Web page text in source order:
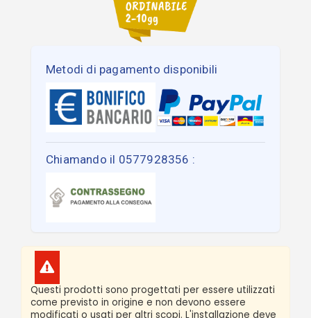
Metodi di pagamento disponibili
Chiamando il 0577928356 :
Questi prodotti sono progettati per essere utilizzati
come previsto in origine e non devono essere
modificati o usati per altri scopi. L'installazione deve